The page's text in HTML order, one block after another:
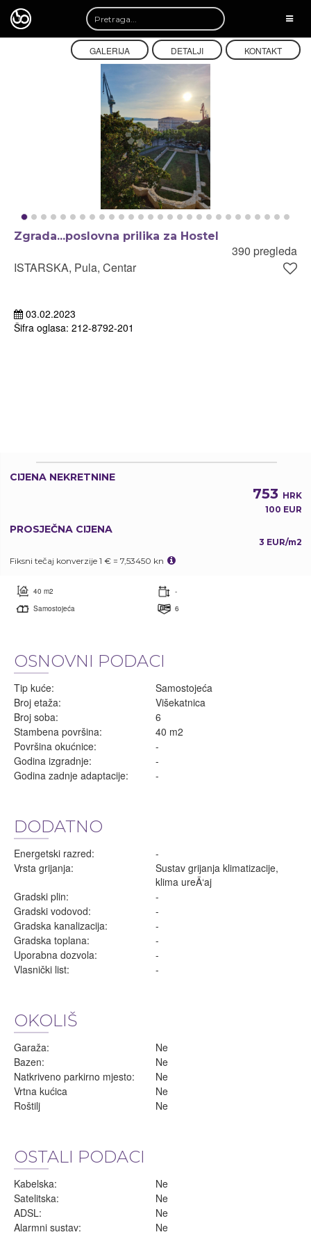
GALERIJA DETALJI KONTAKT
Zgrada...poslovna prilika za Hostel
390 pregleda
ISTARSKA, Pula, Centar
03.02.2023
Šifra oglasa: 212-8792-201
CIJENA NEKRETNINE
753 HRK
100 EUR
PROSJEČNA CIJENA
3 EUR/m2
Fiksni tečaj konverzije 1 € = 7,53450 kn
40 m2
-
Samostojeća
6
OSNOVNI PODACI
Tip kuće:
Samostojeća
Broj etaža:
Višekatnica
Broj soba:
6
Stambena površina:
40 m2
Površina okućnice:
-
Godina izgradnje:
-
Godina zadnje adaptacije:
-
DODATNO
Energetski razred:
-
Vrsta grijanja:
Sustav grijanja klimatizacije,
klima ureÄ‘aj
Gradski plin:
-
Gradski vodovod:
-
Gradska kanalizacija:
-
Gradska toplana:
-
Uporabna dozvola:
-
Vlasnički list:
-
OKOLIŠ
Garaža:
Ne
Bazen:
Ne
Natkriveno parkirno mjesto:
Ne
Vrtna kućica
Ne
Roštilj
Ne
OSTALI PODACI
Kabelska:
Ne
Satelitska:
Ne
ADSL:
Ne
Alarmni sustav:
Ne